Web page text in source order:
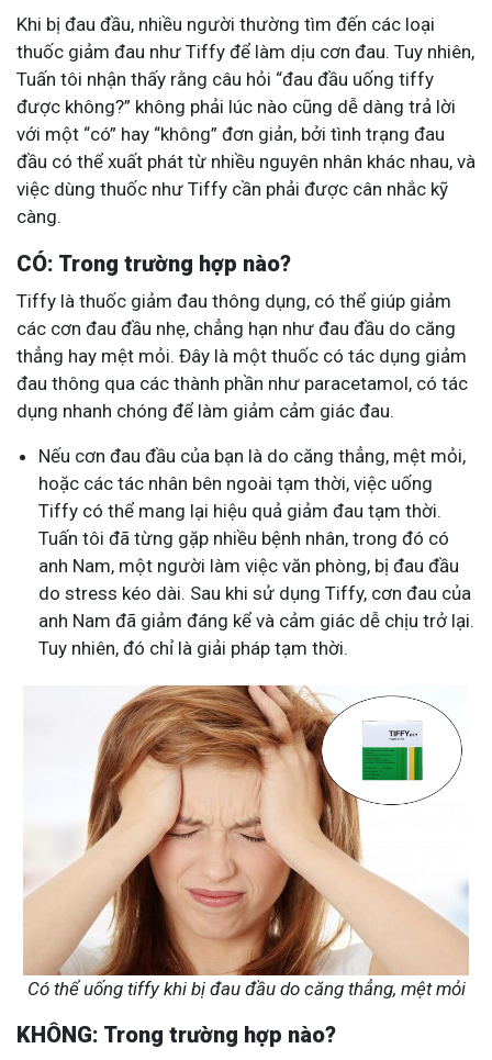
Khi bị đau đầu, nhiều người thường tìm đến các loại
thuốc giảm đau như Tiffy để làm dịu cơn đau. Tuy nhiên,
Tuấn tôi nhận thấy rằng câu hỏi “đau đầu uống tiffy
được không?” không phải lúc nào cũng dễ dàng trả lời
với một “có” hay “không” đơn giản, bởi tình trạng đau
đầu có thể xuất phát từ nhiều nguyên nhân khác nhau, và
việc dùng thuốc như Tiffy cần phải được cân nhắc kỹ
càng.
CÓ: Trong trường hợp nào?
Tiffy là thuốc giảm đau thông dụng, có thể giúp giảm
các cơn đau đầu nhẹ, chẳng hạn như đau đầu do căng
thẳng hay mệt mỏi. Đây là một thuốc có tác dụng giảm
đau thông qua các thành phần như paracetamol, có tác
dụng nhanh chóng để làm giảm cảm giác đau.
Nếu cơn đau đầu của bạn là do căng thẳng, mệt mỏi,
hoặc các tác nhân bên ngoài tạm thời, việc uống
Tiffy có thể mang lại hiệu quả giảm đau tạm thời.
Tuấn tôi đã từng gặp nhiều bệnh nhân, trong đó có
anh Nam, một người làm việc văn phòng, bị đau đầu
do stress kéo dài. Sau khi sử dụng Tiffy, cơn đau của
anh Nam đã giảm đáng kể và cảm giác dễ chịu trở lại.
Tuy nhiên, đó chỉ là giải pháp tạm thời.
Có thể uống tiffy khi bị đau đầu do căng thẳng, mệt mỏi
KHÔNG: Trong trường hợp nào?